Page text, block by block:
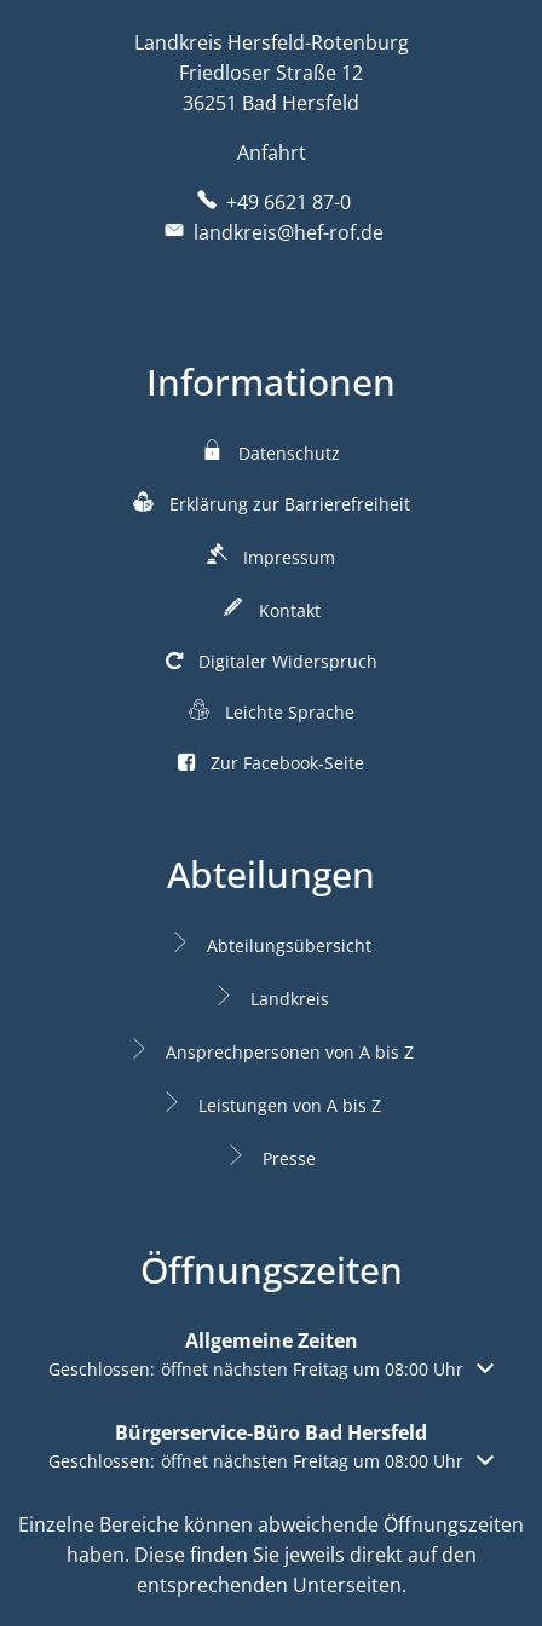
Landkreis Hersfeld-Rotenburg
Friedloser Straße 12
36251 Bad Hersfeld
Anfahrt
+49 6621 87-0
landkreis@hef-rof.de
Informationen
Datenschutz
Erklärung zur Barrierefreiheit
Impressum
Kontakt
Digitaler Widerspruch
Leichte Sprache
Zur Facebook-Seite
Abteilungen
Abteilungsübersicht
Landkreis
Ansprechpersonen von A bis Z
Leistungen von A bis Z
Presse
Öffnungszeiten
Allgemeine Zeiten
Klicken, um weitere Öffnungs- oder Schließzeiten
Geschlossen: öffnet nächsten Freitag um 08:00 Uhr
Bürgerservice-Büro Bad Hersfeld
Klicken, um weitere Öffnungs- oder Schließzeiten
Geschlossen: öffnet nächsten Freitag um 08:00 Uhr
Einzelne Bereiche können abweichende Öffnungszeiten
haben. Diese finden Sie jeweils direkt auf den
entsprechenden Unterseiten.